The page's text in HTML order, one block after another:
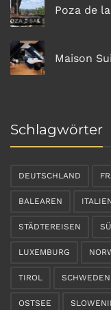
Poza de
Maison
Schlagwörter
DEUTSCHLAND
BALEAREN
STÄDTEREISEN
LUXEMBURG
TIROL SCHWEDEN
OSTSEE